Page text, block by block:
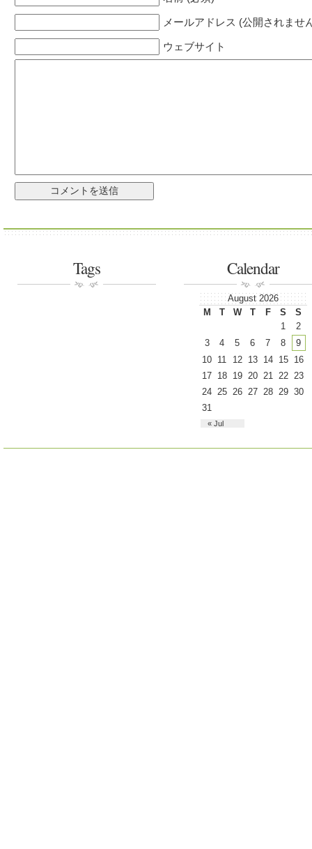
メールアドレス (公開されませ
ウェブサイト
Tags Calendar
August 2026
M
T W T F S S
« Jul
1
2
3
4 5 6 7 8
9
10 11 12 13 14 15
16
17 18 19 20 21 22 23
24 25 26 27 28 29 30
31